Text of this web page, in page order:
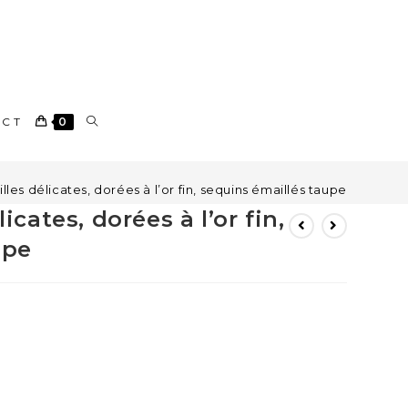
0
délicates, dorées à l’or fin, sequins émaillés taupe
dorées à l’or fin,